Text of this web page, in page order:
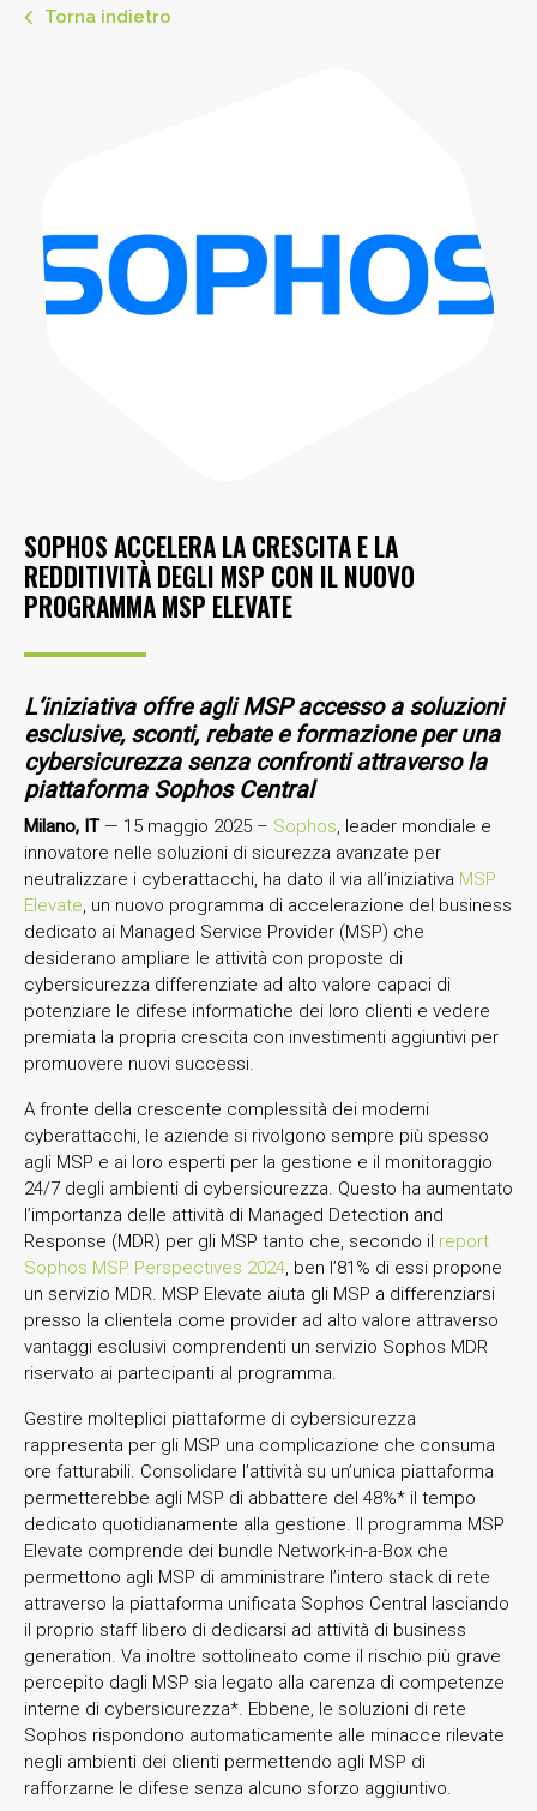
Torna indietro
SOPHOS ACCELERA LA CRESCITA E LA
REDDITIVITÀ DEGLI MSP CON IL NUOVO
PROGRAMMA MSP ELEVATE
L’iniziativa offre agli MSP accesso a soluzioni
esclusive, sconti, rebate e formazione per una
cybersicurezza senza confronti attraverso la
piattaforma Sophos Central
Milano, IT— 15 maggio 2025 – Sophos, leader mondiale e
innovatore nelle soluzioni di sicurezza avanzate per
neutralizzare i cyberattacchi, ha dato il via all’iniziativa MSP
Elevate, un nuovo programma di accelerazione del business
dedicato ai Managed Service Provider (MSP) che
desiderano ampliare le attività con proposte di
cybersicurezza differenziate ad alto valore capaci di
potenziare le difese informatiche dei loro clienti e vedere
premiata la propria crescita con investimenti aggiuntivi per
promuovere nuovi successi.
A fronte della crescente complessità dei moderni
cyberattacchi, le aziende si rivolgono sempre più spesso
agli MSP e ai loro esperti per la gestione e il monitoraggio
24/7 degli ambienti di cybersicurezza. Questo ha aumentato
l’importanza delle attività di Managed Detection and
Response (MDR) per gli MSP tanto che, secondo il report
Sophos MSP Perspectives 2024, ben l’81% di essi propone
un servizio MDR. MSP Elevate aiuta gli MSP a differenziarsi
presso la clientela come provider ad alto valore attraverso
vantaggi esclusivi comprendenti un servizio Sophos MDR
riservato ai partecipanti al programma.
Gestire molteplici piattaforme di cybersicurezza
rappresenta per gli MSP una complicazione che consuma
ore fatturabili. Consolidare l’attività su un’unica piattaforma
permetterebbe agli MSP di abbattere del 48%* il tempo
dedicato quotidianamente alla gestione. Il programma MSP
Elevate comprende dei bundle Network-in-a-Box che
permettono agli MSP di amministrare l’intero stack di rete
attraverso la piattaforma unificata Sophos Central lasciando
il proprio staff libero di dedicarsi ad attività di business
generation. Va inoltre sottolineato come il rischio più grave
percepito dagli MSP sia legato alla carenza di competenze
interne di cybersicurezza*. Ebbene, le soluzioni di rete
Sophos rispondono automaticamente alle minacce rilevate
negli ambienti dei clienti permettendo agli MSP di
rafforzarne le difese senza alcuno sforzo aggiuntivo.